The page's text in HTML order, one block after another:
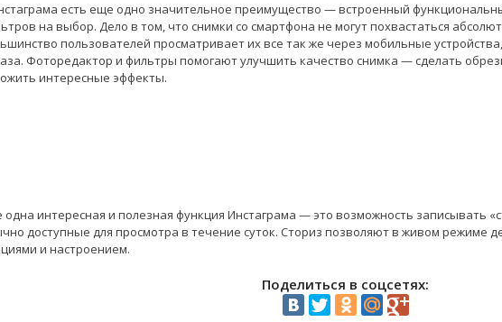
есть еще одно значительное преимущество — встроенный
на выбор. Дело в том, что снимки со смартфона не могут похвастаться
пользователей просматривает их все так же через мобильные
Фоторедактор и фильтры помогают улучшить качество снимка — сделать
интересные эффекты.
одна интересная и полезная функция Инстаграма — это возможность записывать
доступные для просмотра в течение суток. Сториз позволяют в живом режиме
и настроением.
Поделиться в соцсетях: